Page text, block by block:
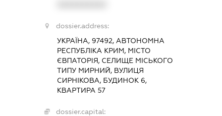
dossier.address:
УКРАЇНА, 97492, АВТОНОМНА
РЕСПУБЛІКА КРИМ, МІСТО
ЄВПАТОРІЯ, СЕЛИЩЕ МІСЬКОГО
ТИПУ МИРНИЙ, ВУЛИЦЯ
СИРНІКОВА, БУДИНОК 6,
КВАРТИРА 57
dossier.capital: